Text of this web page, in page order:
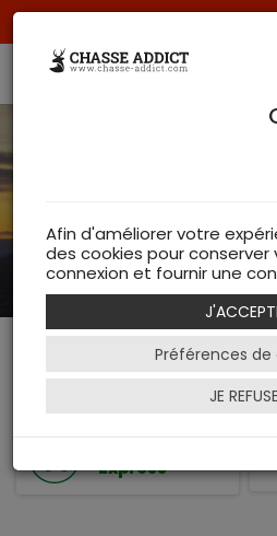
Paiement en ligne
Express
Afin d'améliorer votre
des cookies pour
connexion et fournir une
Préférences de
JE REFUSE